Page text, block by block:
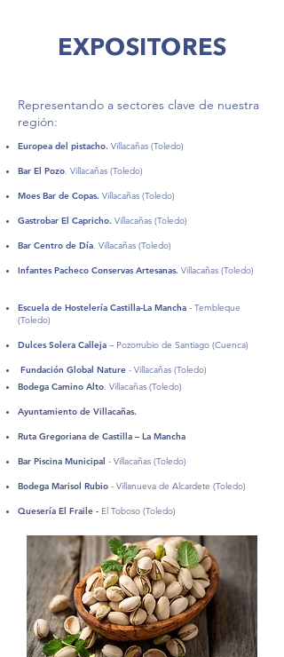
EXPOSITORES
Representando a sectores clave de nuestra
región:
Europea del pistacho. Villacañas (Toledo)
Bar El Pozo. Villacañas (Toledo)
Moes Bar de Copas. Villacañas (Toledo)
Gastrobar El Capricho. Villacañas (Toledo)
Bar Centro de Día. Villacañas (Toledo)
Infantes Pacheco Conservas Artesanas. Villacañas (Toledo)
Escuela de Hostelería Castilla-La Mancha - Tembleque
(Toledo)
Dulces Solera Calleja – Pozorrubio de Santiago (Cuenca)
Fundación Global Nature - Villacañas (Toledo)
Bodega Camino Alto. Villacañas (Toledo)
Ayuntamiento de Villacañas.
⁠Ruta Gregoriana de Castilla – La Mancha
Bar Piscina Municipal - Villacañas (Toledo)
⁠Bodega Marisol Rubio - Villanueva de Alcardete (Toledo)
Quesería El Fraile - El Toboso (Toledo)